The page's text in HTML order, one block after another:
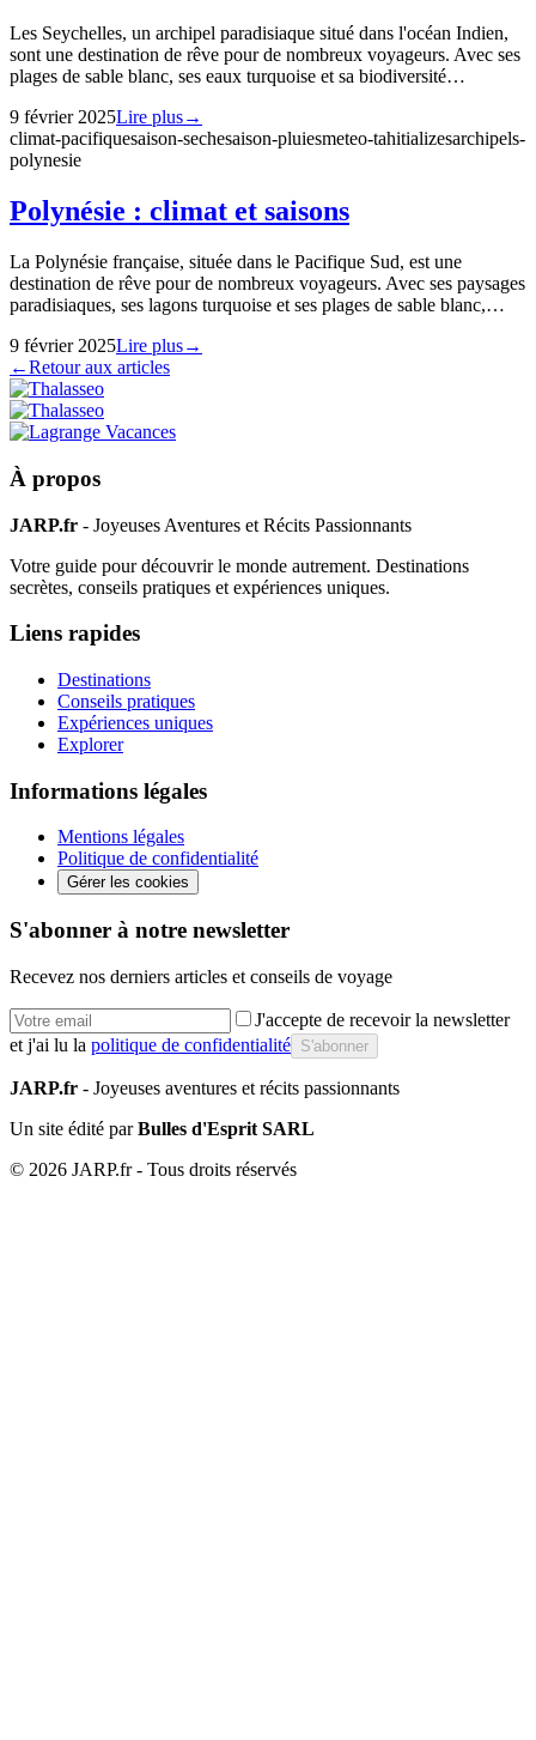
Les Seychelles, un archipel paradisiaque situé dans l'océan Indien,
sont une destination de rêve pour de nombreux voyageurs. Avec ses
plages de sable blanc, ses eaux turquoise et sa biodiversité…
9 février 2025Lire plus→
climat-pacifiquesaison-sechesaison-pluiesmeteo-tahitializesarchipels-
polynesie
Polynésie : climat et saisons
La Polynésie française, située dans le Pacifique Sud, est une
destination de rêve pour de nombreux voyageurs. Avec ses paysages
paradisiaques, ses lagons turquoise et ses plages de sable blanc,…
9 février 2025Lire plus→
←Retour aux articles
À propos
JARP.fr - Joyeuses Aventures et Récits Passionnants
Votre guide pour découvrir le monde autrement. Destinations
secrètes, conseils pratiques et expériences uniques.
Liens rapides
Destinations
Conseils pratiques
Expériences uniques
Explorer
Informations légales
Mentions légales
Politique de confidentialité
Gérer les cookies
S'abonner à notre newsletter
Recevez nos derniers articles et conseils de voyage
J'accepte de recevoir la newsletter
et j'ai lu la politique de confidentialité S'abonner
JARP.fr - Joyeuses aventures et récits passionnants
Un site édité parBulles d'Esprit SARL
© 2026 JARP.fr - Tous droits réservés